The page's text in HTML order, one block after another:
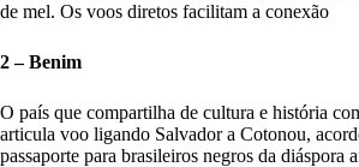
de mel. Os voos diretos facilitam a conexão
2 – Benim
O país que compartilha de cultura e história
articula voo ligando Salvador a Cotonou,
passaporte para brasileiros negros da diáspora